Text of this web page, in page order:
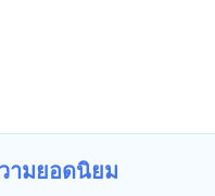
ามยอดนิยม